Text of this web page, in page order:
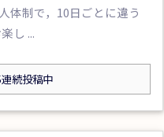
体制で，10日ごとに違う
し ...
続投稿中